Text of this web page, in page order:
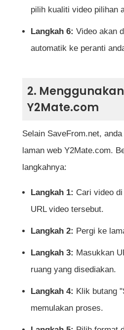
pilih kualiti video pilihan
Langkah 6: Video akan
automatik ke peranti
2. Menggunakan
Y2Mate.com
Selain SaveFrom.net,
laman web Y2Mate.com.
langkahnya:
Langkah 1: Cari video
URL video tersebut.
Langkah 2: Pergi ke
Langkah 3: Masukkan
ruang yang disediakan.
Langkah 4: Klik butang
memulakan proses.